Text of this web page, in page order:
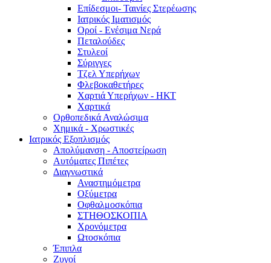
Επίδεσμοι- Ταινίες Στερέωσης
Ιατρικός Ιματισμός
Οροί - Ενέσιμα Νερά
Πεταλούδες
Στυλεοί
Σύριγγες
Τζελ Υπερήχων
Φλεβοκαθετήρες
Χαρτιά Υπερήχων - ΗΚΤ
Χαρτικά
Ορθοπεδικά Αναλώσιμα
Χημικά - Χρωστικές
Ιατρικός Εξοπλισμός
Απολύμανση - Αποστείρωση
Αυτόματες Πιπέτες
Διαγνωστικά
Αναστημόμετρα
Οξύμετρα
Οφθαλμοσκόπια
ΣΤΗΘΟΣΚΟΠΙΑ
Χρονόμετρα
Ωτοσκόπια
Έπιπλα
Ζυγοί